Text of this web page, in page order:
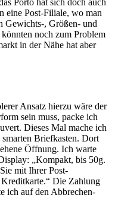
Porto hat sich doch auch
eine Post-Filiale, wo man
Gewichts-, Größen- und
noch zum Problem
in der Nähe hat aber
Ansatz hierzu wäre der
sein muss, packe ich
Dieses Mal mache ich
Briefkasten. Dort
Öffnung. Ich warte
„Kompakt, bis 50g.
mit Ihrer Post-
Die Zahlung
ich auf den Abbrechen-